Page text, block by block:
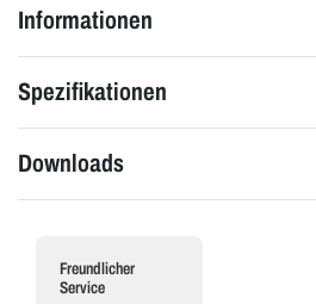
Informationen
Spezifikationen
Downloads
Freundlicher
Service